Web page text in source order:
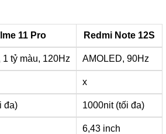
11 Pro Redmi Note 12S
1 tỷ màu, 120Hz AMOLED, 90Hz
x
đa) 1000nit (tối đa)
6,43 inch